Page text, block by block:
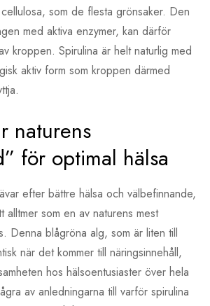
som de flesta grönsaker. Den
med aktiva enzymer, kan därför
kroppen. Spirulina är helt naturlig med
aktiv form som kroppen därmed
naturens
för optimal hälsa
efter bättre hälsa och välbefinnande,
alltmer som en av naturens mest
Denna blågröna alg, som är liten till
när det kommer till näringsinnehåll,
hos hälsoentusiaster över hela
av anledningarna till varför spirulina